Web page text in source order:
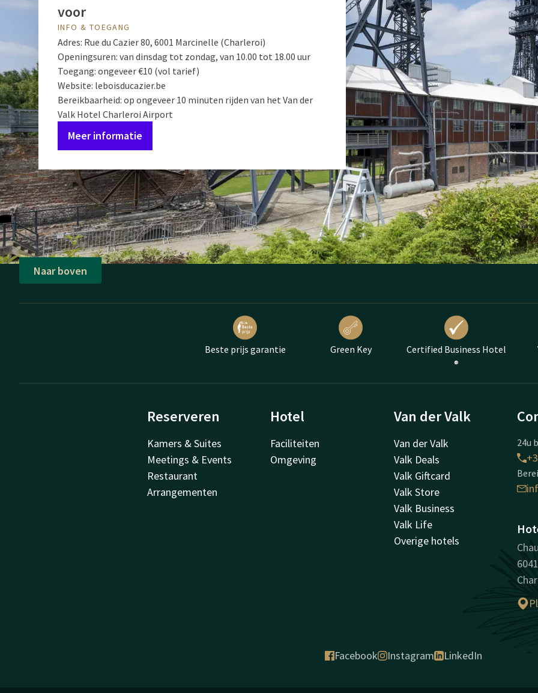
voor
INFO & TOEGANG
Adres: Rue du Cazier 80, 6001 Marcinelle (Charleroi)
Openingsuren: van dinsdag tot zondag, van 10.00 tot 18.00 uur
Toegang: ongeveer €10 (vol tarief)
Website: leboisducazier.be
Bereikbaarheid: op ongeveer 10 minuten rijden van het Van der
Valk Hotel Charleroi Airport
Meer informatie
Naar boven
Beste prijs garantie Green Key
Certified Business Hotel
®
Reserveren
Kamers & Suites
Meetings & Events
Restaurant
Arrangementen
Hotel
Faciliteiten
Omgeving
Van der Valk
Van der Valk
Valk Deals
Valk Giftcard
Valk Store
Valk Business
Valk Life
Overige hotels
24u
Facebook Instagram LinkedIn